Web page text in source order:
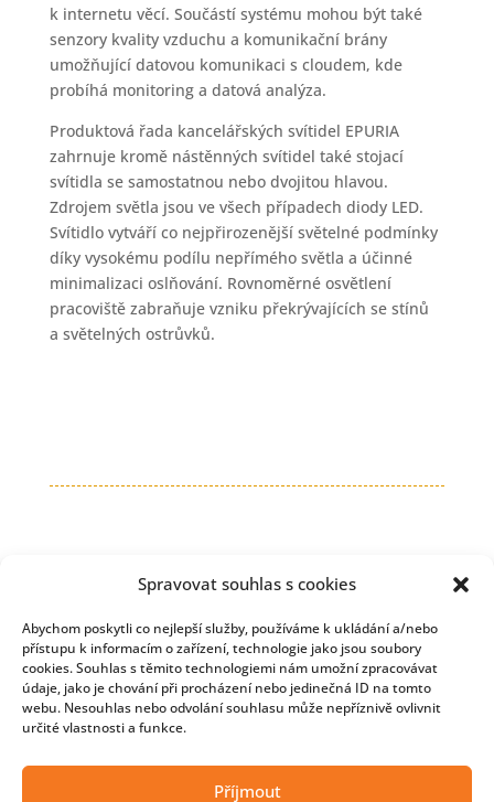
Spravovat souhlas s cookies
Abychom poskytli co nejlepší služby, používáme k ukládání a/nebo
přístupu k informacím o zařízení, technologie jako jsou soubory
cookies. Souhlas s těmito technologiemi nám umožní zpracovávat
údaje, jako je chování při procházení nebo jedinečná ID na tomto
webu. Nesouhlas nebo odvolání souhlasu může nepříznivě ovlivnit
určité vlastnosti a funkce.
Příjmout
k internetu věcí. Součástí systému mohou být také
senzory kvality vzduchu a komunikační brány
umožňující datovou komunikaci s cloudem, kde
probíhá monitoring a datová analýza.
Produktová řada kancelářských svítidel EPURIA
zahrnuje kromě nástěnných svítidel také stojací
svítidla se samostatnou nebo dvojitou hlavou.
Zdrojem světla jsou ve všech případech diody LED.
Svítidlo vytváří co nejpřirozenější světelné podmínky
díky vysokému podílu nepřímého světla a účinné
minimalizaci oslňování. Rovnoměrné osvětlení
pracoviště zabraňuje vzniku překrývajících se stínů
a světelných ostrůvků.